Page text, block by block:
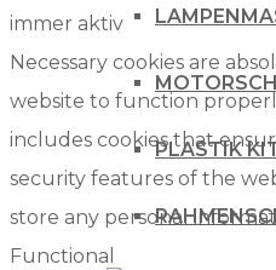
PLASTIK
immer aktiv
Necessary cookies are
website to function
includes cookies that
security features of the
store any personal
Functional